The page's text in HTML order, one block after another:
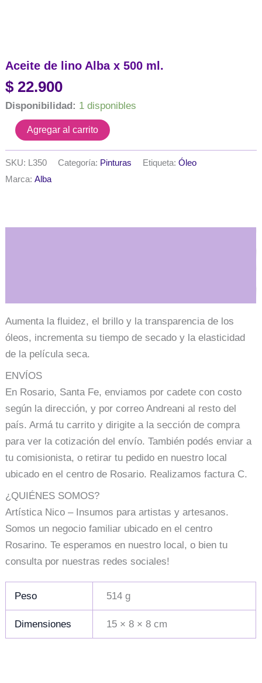
Aceite de lino Alba x 500 ml.
$ 22.900
Disponibilidad: 1 disponibles
Aceite
lino
Alba
500
Agregar al carrito
SKU: L350 Categoría: Pinturas Etiqueta:Óleo
Marca:Alba
Aumenta la fluidez, el brillo y la transparencia de los
óleos, incrementa su tiempo de secado y la elasticidad
de la película seca.
ENVÍOS
En Rosario, Santa Fe, enviamos por cadete con costo
según la dirección, y por correo Andreani al resto del
país. Armá tu carrito y dirigite a la sección de compra
para ver la cotización del envío. También podés enviar a
tu comisionista, o retirar tu pedido en nuestro local
ubicado en el centro de Rosario. Realizamos factura C.
¿QUIÉNES SOMOS?
Artística Nico – Insumos para artistas y artesanos.
Somos un negocio familiar ubicado en el centro
Rosarino. Te esperamos en nuestro local, o bien tu
consulta por nuestras redes sociales!
Peso 514 g
Dimensiones 15 × 8 × 8 cm